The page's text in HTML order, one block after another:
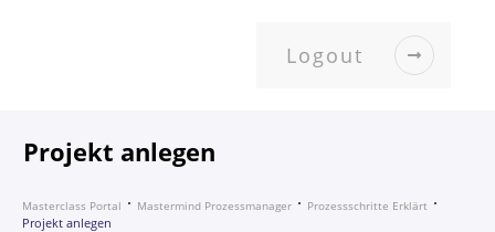
Logout
Projekt anlegen
Masterclass Portal Mastermind Prozessmanager Prozessschritte Erklärt
Projekt anlegen